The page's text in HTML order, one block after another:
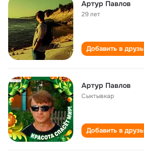
Артур Павлов
29 лет
Добавить в
Артур Павлов
Сыктывкар
Добавить в